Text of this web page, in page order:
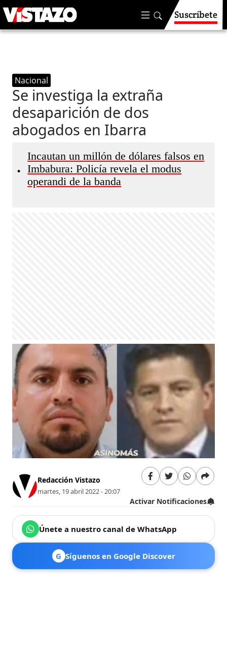
Suscríbete
Nacional
Se investiga la extraña
desaparición de dos
abogados en Ibarra
•
Incautan un millón de dólares falsos en
Imbabura: Policía revela el modus
operandi de la banda
Redacción Vistazo
martes, 19 abril 2022 - 20:07
Activar Notificaciones
Únete a nuestro canal de WhatsApp
G Síguenos en Google Discover